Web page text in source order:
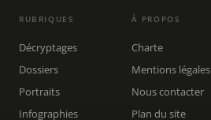
RUBRIQUES
Décryptages
Dossiers
Portraits
Infographies
À PROPOS
Charte
Mentions légales
Nous contacter
Plan du site